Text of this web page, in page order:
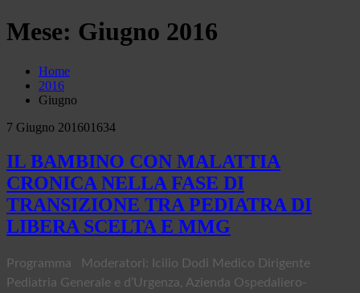
Mese: Giugno 2016
Home
2016
Giugno
7 Giugno 201601634
IL BAMBINO CON MALATTIA
CRONICA NELLA FASE DI
TRANSIZIONE TRA PEDIATRA DI
LIBERA SCELTA E MMG
Programma Moderatori: Icilio Dodi Medico Dirigente
Pediatria Generale e d’Urgenza, Azienda Ospedaliero-